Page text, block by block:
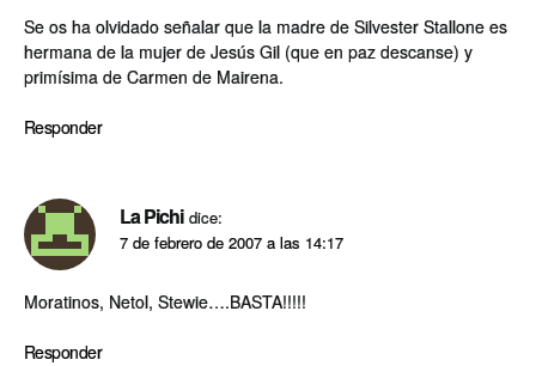
Se os ha olvidado señalar que la madre de Silvester Stallone es
hermana de la mujer de Jesús Gil (que en paz descanse) y
primísima de Carmen de Mairena.
Responder
La Pichi dice:
7 de febrero de 2007 a las 14:17
Moratinos, Netol, Stewie….BASTA!!!!!
Responder